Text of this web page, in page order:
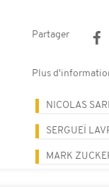
Partager
Plus
NICOLAS
SERGUEÏ
MARK